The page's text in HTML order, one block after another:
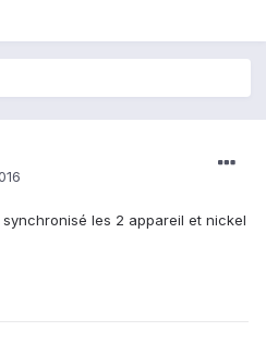
les 2 appareil et nickel